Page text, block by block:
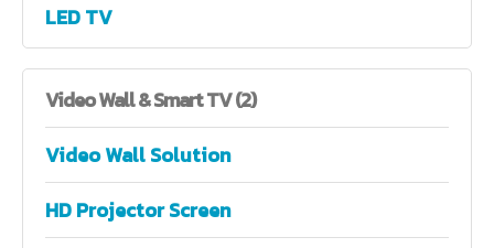
LED TV
VideoWall & Smart TV (2)
Video Wall Solution
HD Projector Screen